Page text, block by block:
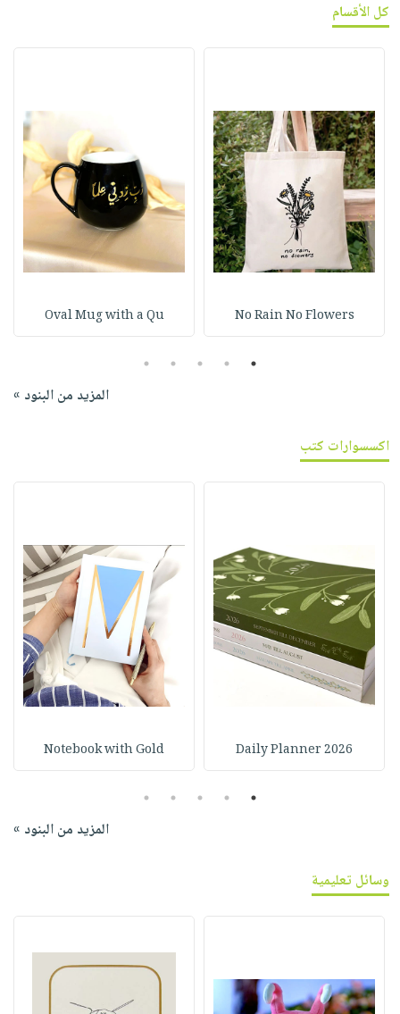
كل الأقسام
No Rain No Flowers
Oval Mug with a Qu
1
2
3
4
5
المزيد من البنود »
اكسسوارات كتب
2026 Daily Planner
Notebook with Gold
1
2
3
4
5
المزيد من البنود »
وسائل تعليمية